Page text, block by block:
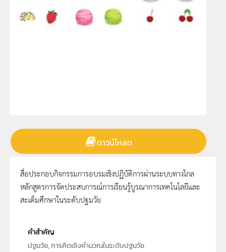
ดาวน์โหลด
สื่อประกอบกิจกรรมการอบรมเชิงปฏิบัติการผ่านระบบทางไกล
หลักสูตรการจัดประสบการณ์การเรียนรู้บูรณาการเทคโนโลยีและ
สะเต็มศึกษาในระดับปฐมวัย
คำสำคัญ
ปฐมวัย, การคิดเชิงคำนวณในระดับปฐมวัย